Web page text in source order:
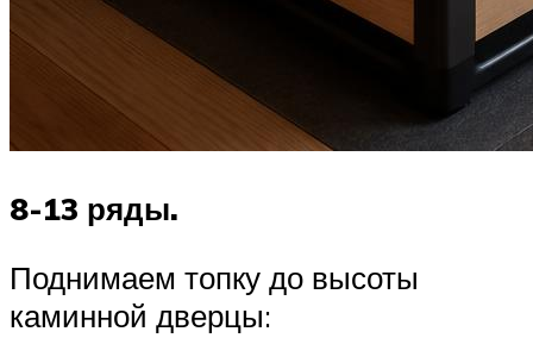
8-13 ряды.
Поднимаем топку до высоты
каминной дверцы: